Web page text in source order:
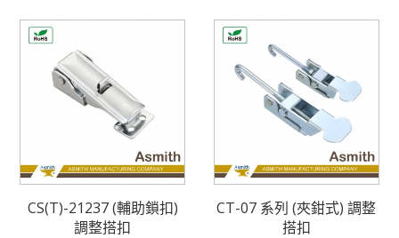
CS(T)-21237 (輔助鎖扣)
調整搭扣
CT-07 系列 (夾鉗式) 調整
搭扣